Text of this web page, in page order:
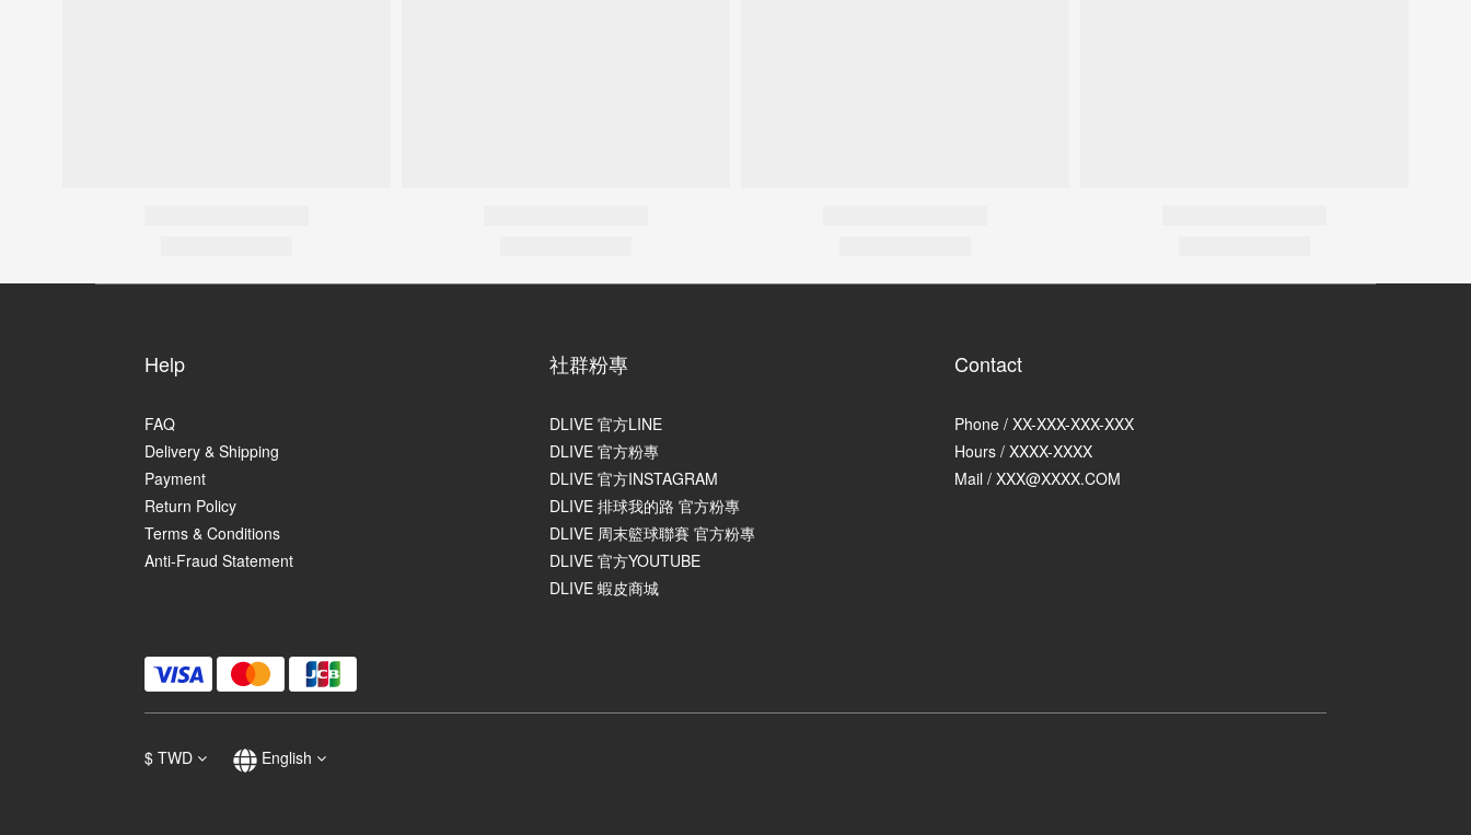
Help
FAQ
Delivery & Shipping
Payment
Return Policy
Terms & Conditions
Anti-Fraud Statement
社群粉專
DLIVE 官方LINE
DLIVE 官方粉專
DLIVE 官方INSTAGRAM
DLIVE 排球我的路 官方粉專
DLIVE 周末籃球聯賽 官方粉專
DLIVE 官方YOUTUBE
DLIVE 蝦皮商城
Contact
Phone / XX-XXX-XXX-XXX
Hours / XXXX-XXXX
Mail / XXX@XXXX.COM
$ TWD English